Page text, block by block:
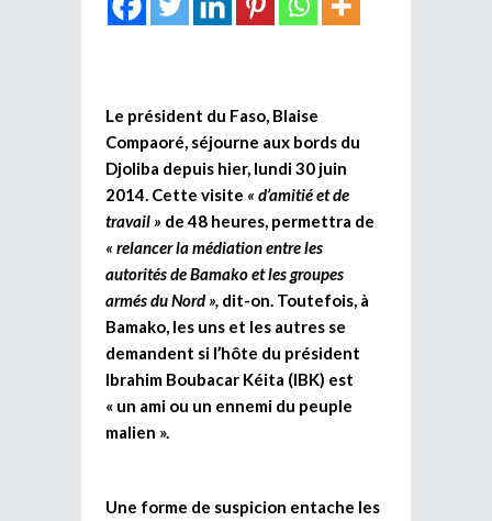
Le président du Faso, Blaise
Compaoré, séjourne aux bords du
Djoliba depuis hier, lundi 30 juin
2014. Cette visite « d’amitié et de
travail » de 48 heures, permettra de
« relancer la médiation entre les
autorités de Bamako et les groupes
armés du Nord », dit-on. Toutefois, à
Bamako, les uns et les autres se
demandent si l’hôte du président
Ibrahim Boubacar Kéita (IBK) est
« un ami ou un ennemi du peuple
malien ».
Une forme de suspicion entache les